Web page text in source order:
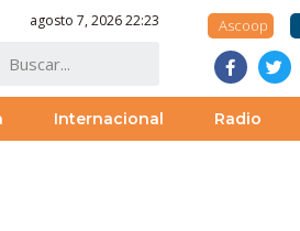
agosto 7, 2026 22:23 Ascoop
Internacional Radio